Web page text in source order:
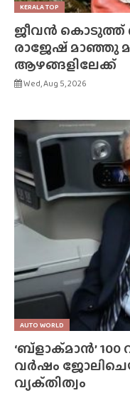
KERALA TOP
ജീവൻ കൊടുത്ത്
രാജേഷ് മാഞ്ഞു
ആഴങ്ങളിലേക്ക്
Wed, Aug 5, 2026
AUTO WORLD
‘ബ്‌ളാക്‌മാൻ’
വർഷം
വ്യക്‌തിത്വം